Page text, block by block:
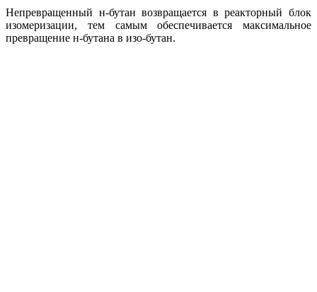
Непревращенный н-бутан возвращается в реакторный блок
изомеризации, тем самым обеспечивается максимальное
превращение н-бутана в изо-бутан.